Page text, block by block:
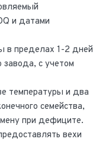
и датами
в пределах 1-2 дней
завода, с учетом
температуры и два
семейства,
при дефиците.
вехи